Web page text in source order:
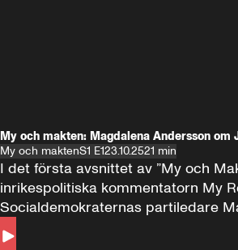
My och makten: Magdalena Andersson om
My och maktenS1 E123.10.2521 min
I det första avsnittet av ”My och
inrikespolitiska kommentatorn My
Socialdemokraternas partiledare
Andersson till svars.